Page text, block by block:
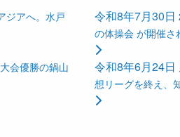
ジアへ。水戸
令和8年7月30日
の体操会 が開催さ
会優勝の鍋山
令和8年6月24日
想リーグを終え、